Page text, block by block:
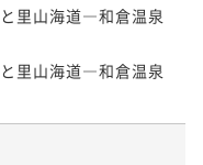
里山海道―和倉温泉
里山海道―和倉温泉